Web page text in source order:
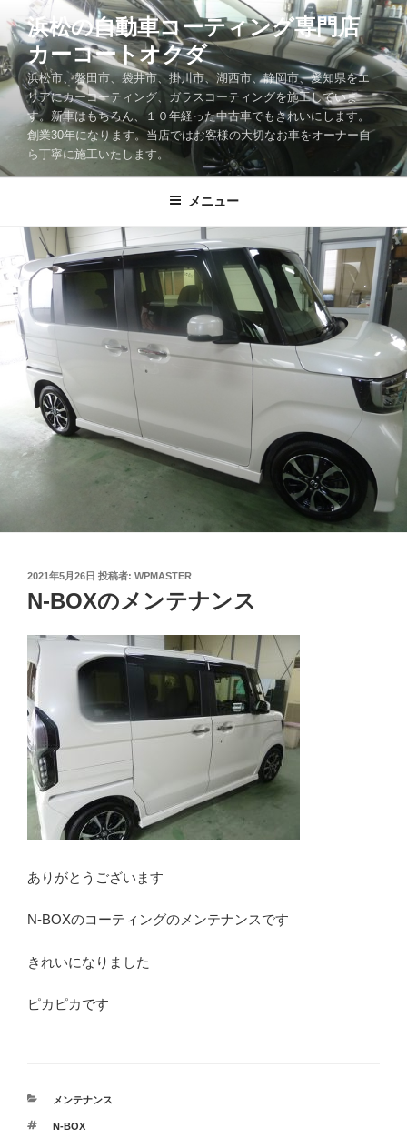
ン
テ
ン
ツ
キ
浜松の自動車コーティング専門店
カーコートオクダ
浜松市、磐田市、袋井市、掛川市、湖西市、静岡市、愛知県をエ
リアにカーコーティング、ガラスコーティングを施工していま
す。新車はもちろん、１０年経った中古車でもきれいにします。
創業30年になります。当店ではお客様の大切なお車をオーナー自
ら丁寧に施工いたします。
メニュー
投
稿
日:
2021年5月26日 投稿者: WPMASTER
N-BOXのメンテナンス
ありがとうございます
N-BOXのコーティングのメンテナンスです
きれいになりました
ピカピカです
カ
ゴ
メンテナンス
タ
N-BOX